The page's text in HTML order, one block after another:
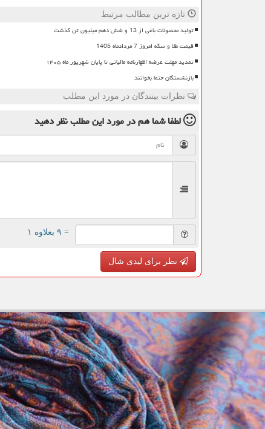
تازه ترین مطالب مرتبط
تولید محصولات باغی از 13 و شش دهم میلیون تن گذشت
قیمت طلا و سکه امروز 7 مردادماه 1405
تمدید مهلت عرضه اظهارنامه مالیاتی تا پایان شهریور ماه ۱۴۰۵
بازنشستگان حتما بخوانند
نظرات بینندگان در مورد این مطلب
لطفا شما همدر مورد این مطلبنظر دهید
= ۹ بعلاوه ۱
نظر برای لیدی شال